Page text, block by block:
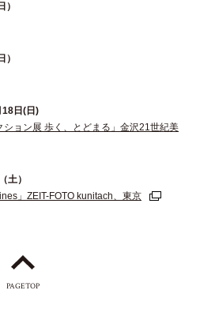
日(日)
ョン展 歩く、とどまる」金沢21世紀美
土）
」ZEIT-FOTO kunitach、東京
PAGETOP